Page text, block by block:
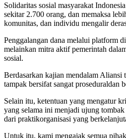
Solidaritas sosial masyarakat
sekitar 2.700 orang, dan memaksa
komunitas, dan individu mengalir
Penggalangan dana melalui platform
melainkan mitra aktif pemerintah
sosial.
Berdasarkan kajian mendalam Aliansi
tampak bersifat sangat proseduraldan
Selain itu, ketentuan yang mengatur
yang selama ini menjadi ujung
dari praktikorganisasi yang
Untuk itu, kami mengajak semua